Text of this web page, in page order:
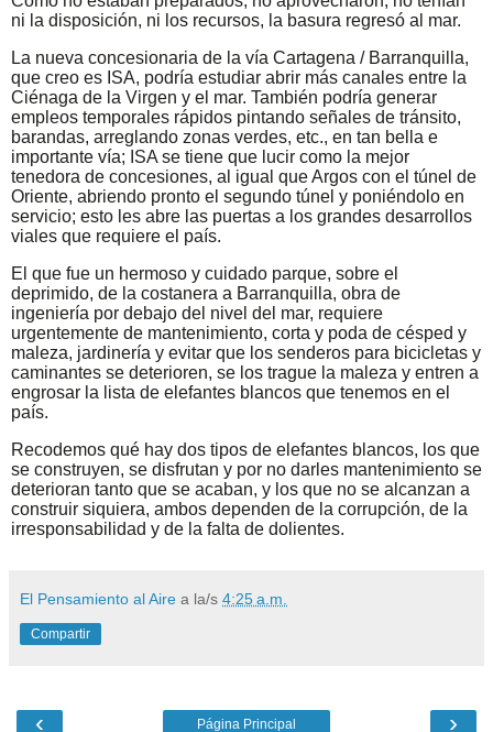
ni la disposición, ni los recursos, la basura regresó al mar.
La nueva concesionaria de la vía Cartagena / Barranquilla,
que creo es ISA, podría estudiar abrir más canales entre la
Ciénaga de la Virgen y el mar. También podría generar
empleos temporales rápidos pintando señales de tránsito,
barandas, arreglando zonas verdes, etc., en tan bella e
importante vía; ISA se tiene que lucir como la mejor
tenedora de concesiones, al igual que Argos con el túnel de
Oriente, abriendo pronto el segundo túnel y poniéndolo en
servicio; esto les abre las puertas a los grandes desarrollos
viales que requiere el país.
El que fue un hermoso y cuidado parque, sobre el
deprimido, de la costanera a Barranquilla, obra de
ingeniería por debajo del nivel del mar, requiere
urgentemente de mantenimiento, corta y poda de césped y
maleza, jardinería y evitar que los senderos para bicicletas y
caminantes se deterioren, se los trague la maleza y entren a
engrosar la lista de elefantes blancos que tenemos en el
país.
Recodemos qué hay dos tipos de elefantes blancos, los que
se construyen, se disfrutan y por no darles mantenimiento se
deterioran tanto que se acaban, y los que no se alcanzan a
construir siquiera, ambos dependen de la corrupción, de la
irresponsabilidad y de la falta de dolientes.
El Pensamiento al Aire a la/s 4:25 a.m.
Compartir
‹ ›
Página Principal